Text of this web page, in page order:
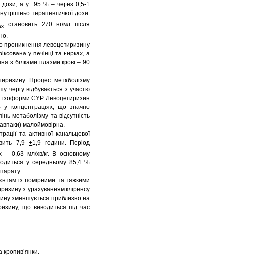
дози, а у 95 % – через 0,5-1
терапевтичної дози.
становить 270 нг/мл після
проникнення левоцетиризину
у печінці та нирках, а
з білками плазми крові – 90
Процес метаболізму
чергу відбувається з участю
ізоформи CYP. Левоцетиризин
концентраціях, що значно
метаболізму та відсутність
малоймовірна.
та активної канальцевої
7,9+1,9 години. Період
– 0,63 мл/хв/кг. В основному
у середньому 85,4 %
із помірними та тяжкими
з урахуванням кліренсу
зменшується приблизно на
що виводиться під час
кропив’янки.